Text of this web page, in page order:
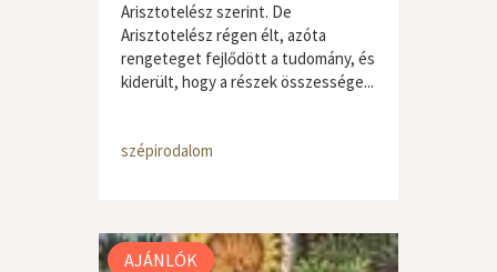
Arisztotelész szerint. De
Arisztotelész régen élt, azóta
rengeteget fejlődött a tudomány, és
kiderült, hogy a részek összessége...
szépirodalom
AJÁNLÓK